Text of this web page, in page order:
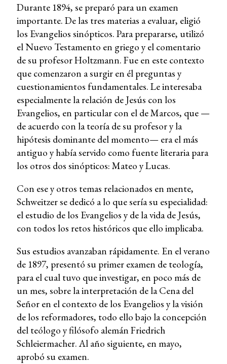
Durante 1894, se preparó para un examen
importante. De las tres materias a evaluar, eligió
los Evangelios sinópticos. Para prepararse, utilizó
el Nuevo Testamento en griego y el comentario
de su profesor Holtzmann. Fue en este contexto
que comenzaron a surgir en él preguntas y
cuestionamientos fundamentales. Le interesaba
especialmente la relación de Jesús con los
Evangelios, en particular con el de Marcos, que —
de acuerdo con la teoría de su profesor y la
hipótesis dominante del momento— era el más
antiguo y había servido como fuente literaria para
los otros dos sinópticos: Mateo y Lucas.
Con ese y otros temas relacionados en mente,
Schweitzer se dedicó a lo que sería su especialidad:
el estudio de los Evangelios y de la vida de Jesús,
con todos los retos históricos que ello implicaba.
Sus estudios avanzaban rápidamente. En el verano
de 1897, presentó su primer examen de teología,
para el cual tuvo que investigar, en poco más de
un mes, sobre la interpretación de la Cena del
Señor en el contexto de los Evangelios y la visión
de los reformadores, todo ello bajo la concepción
del teólogo y filósofo alemán Friedrich
Schleiermacher. Al año siguiente, en mayo,
aprobó su examen.